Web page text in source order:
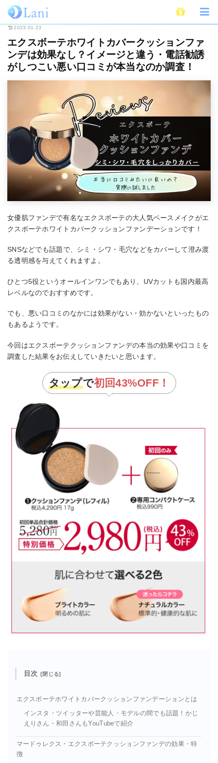
ホーム Beauty エクスボーテホワイトカバークッションファンデは効果
2023.01.23
エクスボーテホワイトカバークッションファ
ンデは効果なし？イメージと違う・電話勧誘
がしつこい悪い口コミが本当なのか調査！
女優肌ファンデで有名なエクスボーテの大人気ベースメイクがエ
クスボーテホワイトカバークッションファンデーションです！
SNSなどでも話題で、シミ・シワ・毛穴などをカバーして澄み渡
る透明感を与えてくれますよ。
ひとつ5役というオールインワンでもあり、UVカットも国内最高
レベルなのでおすすめです。
でも、悪い口コミのなかには効果がない・効かないといったもの
もあるようです。
今回はエクスボーテクッションファンデの本当の効果や口コミを
調査した結果をお伝えしていきたいと思います。
タップで初回43%OFF！
目次
エクスボーテホワイトカバークッションファンデーションとは
インスタ・ツイッターや芸能人・モデルの間でも話題！かじ
えりさん・和田さんもYouTubeで紹介
マードゥレクス・エクスボーテクッションファンデの効果・特
徴